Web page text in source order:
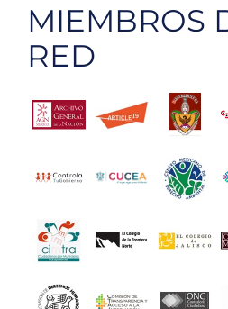
MIEMBROS
RED